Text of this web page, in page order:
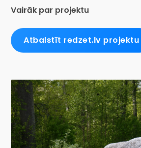
Vairāk par projektu
Atbalstīt redzet.lv projektu